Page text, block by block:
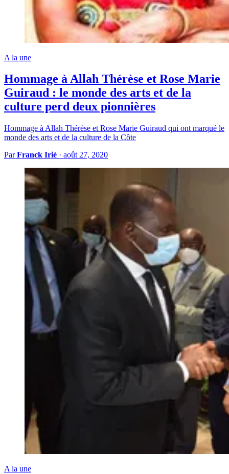
A la une
Hommage à Allah Thérèse et Rose Marie
Guiraud : le monde des arts et de la
culture perd deux pionnières
Hommage à Allah Thérèse et Rose Marie Guiraud qui ont marqué le
monde des arts et de la culture de la Côte
ParFranck Irié · août 27, 2020
A la une